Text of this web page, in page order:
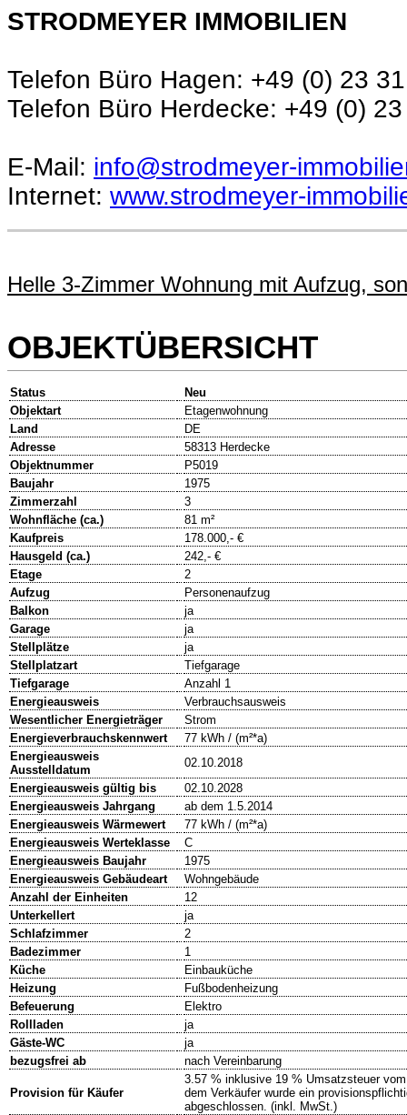
STRODMEYER IMMOBILIEN
Telefon Büro Hagen: +49 (0) 23
Telefon Büro Herdecke: +49 (0)
E-Mail: info@strodmeyer-
Internet: www.strodmeyer-
Helle 3-Zimmer Wohnung mit Aufzug,
OBJEKTÜBERSICHT
Status
Neu
Objektart
Etagenwohnung
Land
DE
Adresse
58313 Herdecke
Objektnummer
P5019
Baujahr
1975
Zimmerzahl
3
Wohnfläche (ca.)
81 m²
Kaufpreis
178.000,- €
Hausgeld (ca.)
242,- €
Etage
2
Aufzug
Personenaufzug
Balkon
ja
Garage
ja
Stellplätze
ja
Stellplatzart
Tiefgarage
Tiefgarage
Anzahl 1
Energieausweis
Verbrauchsausweis
Wesentlicher Energieträger
Strom
Energieverbrauchskennwert
77 kWh / (m²*a)
Energieausweis
Ausstelldatum
02.10.2018
Energieausweis gültig bis
02.10.2028
Energieausweis Jahrgang
ab dem 1.5.2014
Energieausweis Wärmewert
77 kWh / (m²*a)
Energieausweis Werteklasse
C
Energieausweis Baujahr
1975
Energieausweis Gebäudeart
Wohngebäude
Anzahl der Einheiten
12
Unterkellert
ja
Schlafzimmer
2
Badezimmer
1
Küche
Einbauküche
Heizung
Fußbodenheizung
Befeuerung
Elektro
Rollladen
ja
Gäste-WC
ja
bezugsfrei ab
nach Vereinbarung
Provision für Käufer
3.57 % inklusive 19 % Umsatzsteuer
dem Verkäufer wurde ein
abgeschlossen. (inkl. MwSt.)